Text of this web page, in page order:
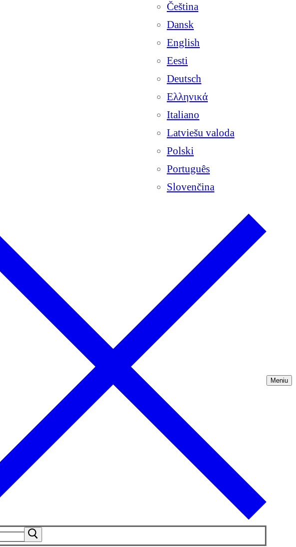
Čeština
Dansk
English
Eesti
Deutsch
Ελληνικά
Italiano
Latviešu valoda
Polski
Português
Slovenčina
Meniu